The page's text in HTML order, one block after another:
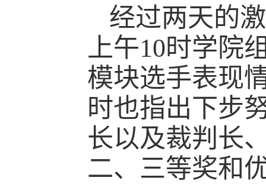
经过两天的
上午10时学院
模块选手表现
时也指出下步
长以及裁判长
二、三等奖和